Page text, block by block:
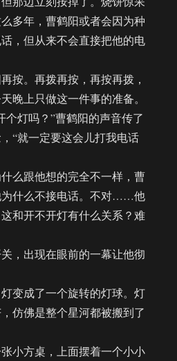
多年，曹鹤阳或者会因为种
，但从来不会直接把他的电
。再拨再按，再按再拨，
晚上只做这一件事的准备。
灯吗？”曹鹤阳的声音传了
“就一定要这会儿打我电话
跟他想的完全不一样，曹
为什么不接电话。不对……他
和开不开灯有什么关系？难
出现在眼前的一幕让他彻
成了一个旋转的灯球。灯
仿佛是整个星河都被搬到了
方桌，上面摆着一个小小